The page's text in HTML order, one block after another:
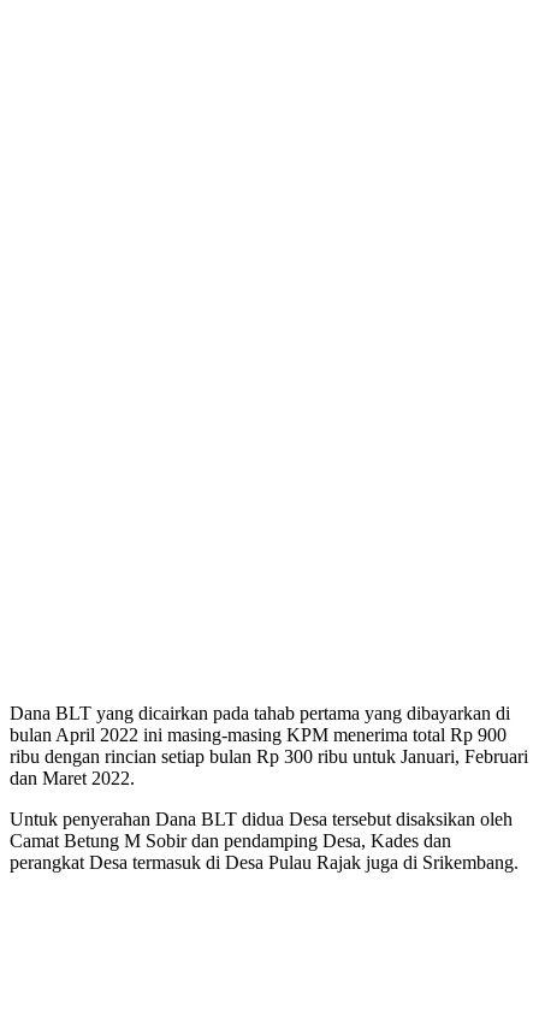
Dana BLT yang dicairkan pada tahab pertama yang dibayarkan di
bulan April 2022 ini masing-masing KPM menerima total Rp 900
ribu dengan rincian setiap bulan Rp 300 ribu untuk Januari, Februari
dan Maret 2022.
Untuk penyerahan Dana BLT didua Desa tersebut disaksikan oleh
Camat Betung M Sobir dan pendamping Desa, Kades dan
perangkat Desa termasuk di Desa Pulau Rajak juga di Srikembang.